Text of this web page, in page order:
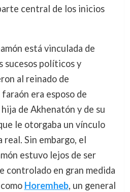
central de los inicios
está vinculada de
sucesos políticos y
al reinado de
era esposo de
hija de Akhenatón y de su
le otorgaba un vínculo
Sin embargo, el
estuvo lejos de ser
controlado en gran medida
Horemheb, un general